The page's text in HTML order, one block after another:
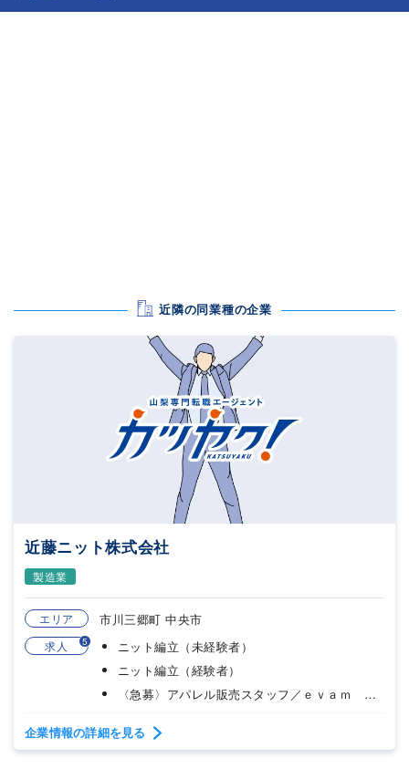
近隣の同業種の企業
近藤ニット株式会社
製造業
エリア 市川三郷町 中央市
求人 5
ニット編立（未経験者）
ニット編立（経験者）
〈急募〉アパレル販売スタッフ／ｅｖａｍ ｅｖａ
企業情報の詳細を見る